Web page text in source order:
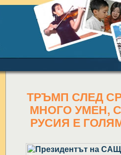
ТРЪМП СЛЕД
МНОГО УМЕН,
РУСИЯ Е